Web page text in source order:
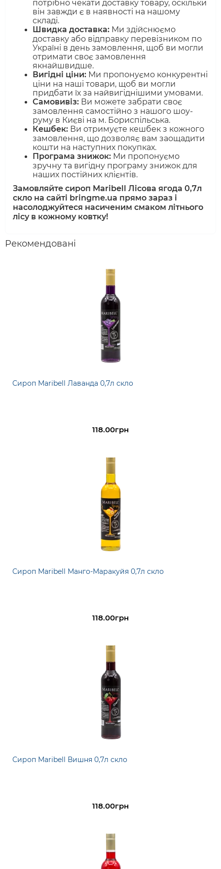
потрібно чекати доставку товару, оскільки
він завжди є в наявності на нашому
складі.
Швидка доставка: Ми здійснюємо
доставку або відправку перевізником по
Україні в день замовлення, щоб ви могли
отримати своє замовлення
якнайшвидше.
Вигідні ціни: Ми пропонуємо конкурентні
ціни на наші товари, щоб ви могли
придбати їх за найвигіднішими умовами.
Самовивіз: Ви можете забрати своє
замовлення самостійно з нашого шоу-
руму в Києві на м. Бориспільська.
Кешбек: Ви отримуєте кешбек з кожного
замовлення, що дозволяє вам заощадити
кошти на наступних покупках.
Програма знижок: Ми пропонуємо
зручну та вигідну програму знижок для
наших постійних клієнтів.
Замовляйте сироп Maribell Лісова ягода 0,7л
скло на сайті bringme.ua прямо зараз і
насолоджуйтеся насиченим смаком літнього
лісу в кожному ковтку!
Рекомендовані
Сироп Maribell Лаванда 0,7л скло
118.00грн
Сироп Maribell Манго-Маракуйя 0,7л скло
118.00грн
Сироп Maribell Вишня 0,7л скло
118.00грн